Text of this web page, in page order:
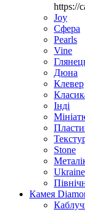
https://
Joy
Сфера
Pearls
Vine
Дюна
Клевер
Інді
Stone
Ukraine
Камея